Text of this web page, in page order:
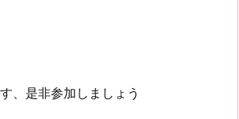
、是非参加しましょう